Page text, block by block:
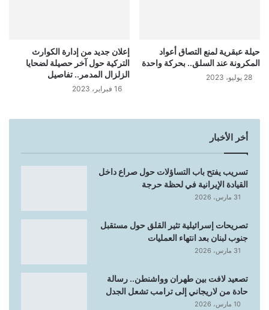
حيلة عبقرية لمنع التصاق أعواد
المكرونة عند السلق.. بحركة واحدة
28 يوليو، 2023
إعلان جديد من إدارة الكوارث
التركية حول آخر حصيلة لضحايا
الزلزال المدمر.. تفاصيل
16 فبراير، 2023
أخر الأخبار
تسريب يفتح باب التساؤلات حول صراع داخل
القيادة الإيرانية في لحظة حرجة
31 مارس، 2026
تصريحات إسرائيلية تثير القلق حول مستقبل
جنوب لبنان بعد انتهاء العمليات
31 مارس، 2026
تصعيد لافت بين طهران وواشنطن.. رسالة
حادة من لاريجاني إلى ترامب تشعل الجدل
10 مارس، 2026